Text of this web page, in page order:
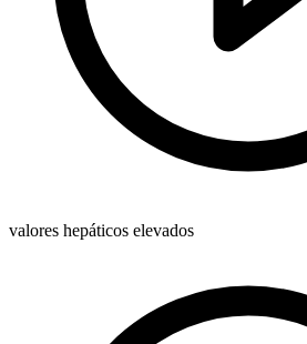
valores hepáticos elevados